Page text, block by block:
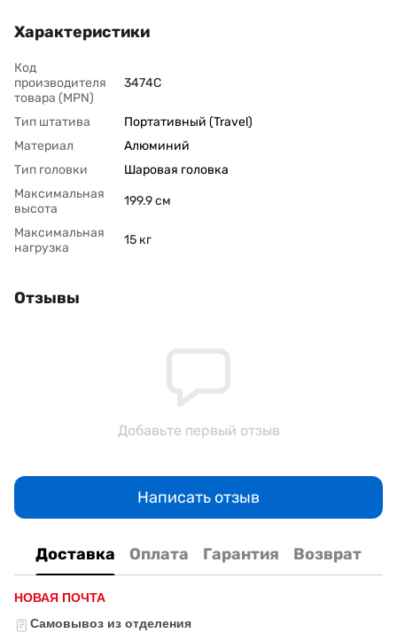
Характеристики
Код
производителя
товара (MPN)
3474C
Тип штатива
Портативный (Travel)
Материал
Алюминий
Тип головки
Шаровая головка
Максимальная
высота
199.9 cм
Максимальная
нагрузка
15 кг
Отзывы
Добавьте первый отзыв
Написать отзыв
Доставка Оплата Гарантия Возврат
НОВАЯ ПОЧТА
Самовывоз из отделения